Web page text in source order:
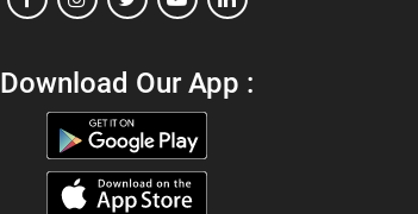
Download Our App :